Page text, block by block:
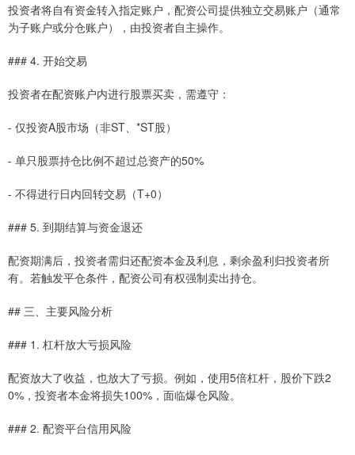
投资者将自有资金转入指定账户，配资公司提供独立交易账户（通常
为子账户或分仓账户），由投资者自主操作。
### 4. 开始交易
投资者在配资账户内进行股票买卖，需遵守：
- 仅投资A股市场（非ST、*ST股）
- 单只股票持仓比例不超过总资产的50%
- 不得进行日内回转交易（T+0）
### 5. 到期结算与资金退还
配资期满后，投资者需归还配资本金及利息，剩余盈利归投资者所
有。若触发平仓条件，配资公司有权强制卖出持仓。
## 三、主要风险分析
### 1. 杠杆放大亏损风险
配资放大了收益，也放大了亏损。例如，使用5倍杠杆，股价下跌2
0%，投资者本金将损失100%，面临爆仓风险。
### 2. 配资平台信用风险